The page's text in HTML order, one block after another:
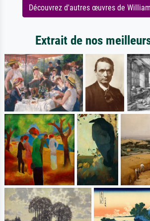
Découvrez d'autres œuvres de
Extrait de nos